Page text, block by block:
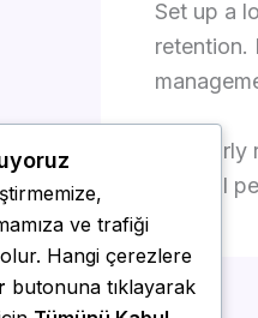
Set up a
retention.
optimal
ÖNCEKI
ve trafiği
Hangi çerezlere
butonuna tıklayarak